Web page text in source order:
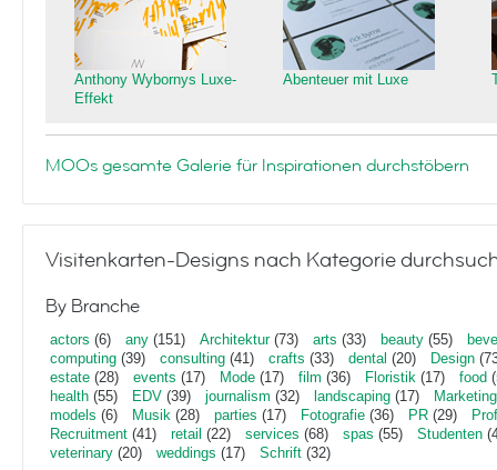
Anthony Wybornys Luxe-
Effekt
Abenteuer mit Luxe
MOOs gesamte Galerie für Inspirationen durchstöbern
Visitenkarten-Designs nach Kategorie
By Branche
actors (6) any (151) Architektur(73) arts (33) beauty (55)
computing (39) consulting (41) crafts (33) dental (20) Design
estate (28) events (17) Mode (17) film (36) Floristik (17) food
health (55) EDV (39) journalism (32) landscaping (17)
Marketing
models (6) Musik (28) parties (17) Fotografie (36) PR (29)
Recruitment (41) retail (22) services (68) spas (55) Studenten
veterinary (20) weddings (17) Schrift (32)